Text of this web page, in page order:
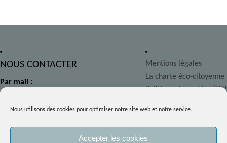
Nous utilisons des cookies pour optimiser notre site web et notre service.
Accepter les cookies
NOUS CONTACTER
Par mail :
delphine@atelier-salamandre.fr
Avec le
Mentions légales
La charte éco-citoyenne
Politique de cookies (UE)